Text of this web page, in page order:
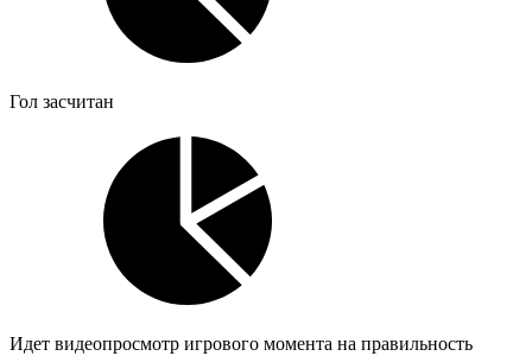
Гол засчитан
Идет видеопросмотр игрового момента на правильность